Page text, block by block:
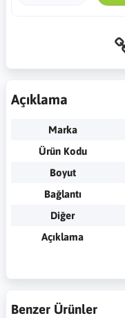
Açıklama
Marka
Ürün Kodu
Boyut
Bağlantı
Diğer
Açıklama
Benzer Ürünler